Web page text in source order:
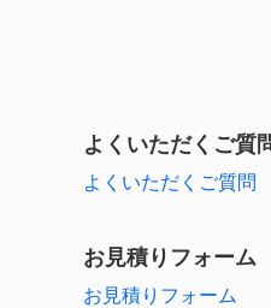
よくいただくご質
よくいただくご質問
お見積りフォーム
お見積りフォーム